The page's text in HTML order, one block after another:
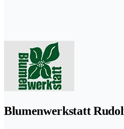
Blumenwerkstatt